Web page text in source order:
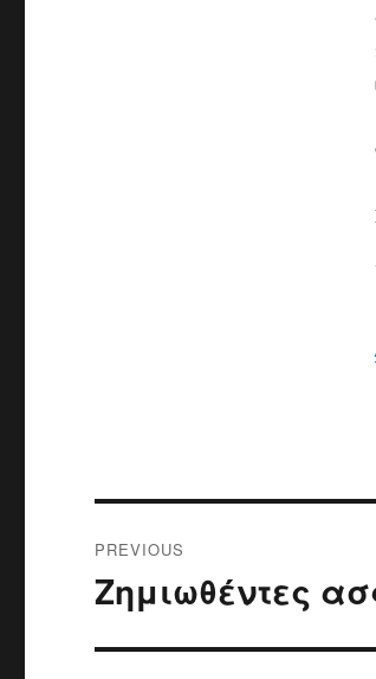
navigation
PREVIOUS
Previous
post:
Ζημιωθέντες